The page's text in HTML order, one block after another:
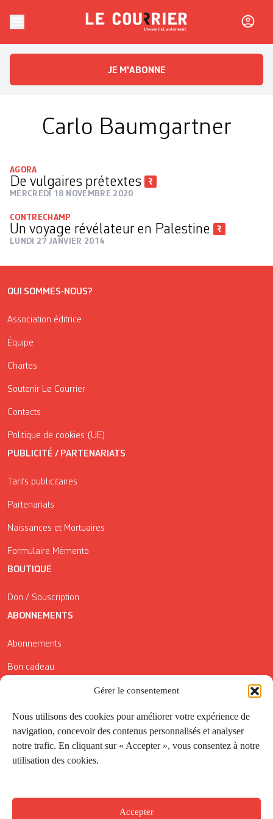
Gérer le consentement
Nous utilisons des cookies pour améliorer votre expérience de
navigation, concevoir des contenus personnalisés et analyser
notre trafic. En cliquant sur « Accepter », vous consentez à notre
utilisation des cookies.
Accepter
Le CourrierL'essentiel, autrement
JE M'ABONNE
Carlo Baumgartner
AGORA
De vulgaires prétextes
MERCREDI 18 NOVEMBRE 2020
CONTRECHAMP
Un voyage révélateur en Palestine
LUNDI 27 JANVIER 2014
QUI SOMMES-NOUS?
Association éditrice
Équipe
Chartes
Soutenir Le Courrier
Contacts
Politique de cookies (UE)
PUBLICITÉ / PARTENARIATS
Tarifs publicitaires
Partenariats
Naissances et Mortuaires
Formulaire Mémento
BOUTIQUE
Don / Souscription
ABONNEMENTS
Abonnements
Bon cadeau
Conditions générales de vente
Réductions de la Carte Côté Courrier
Application